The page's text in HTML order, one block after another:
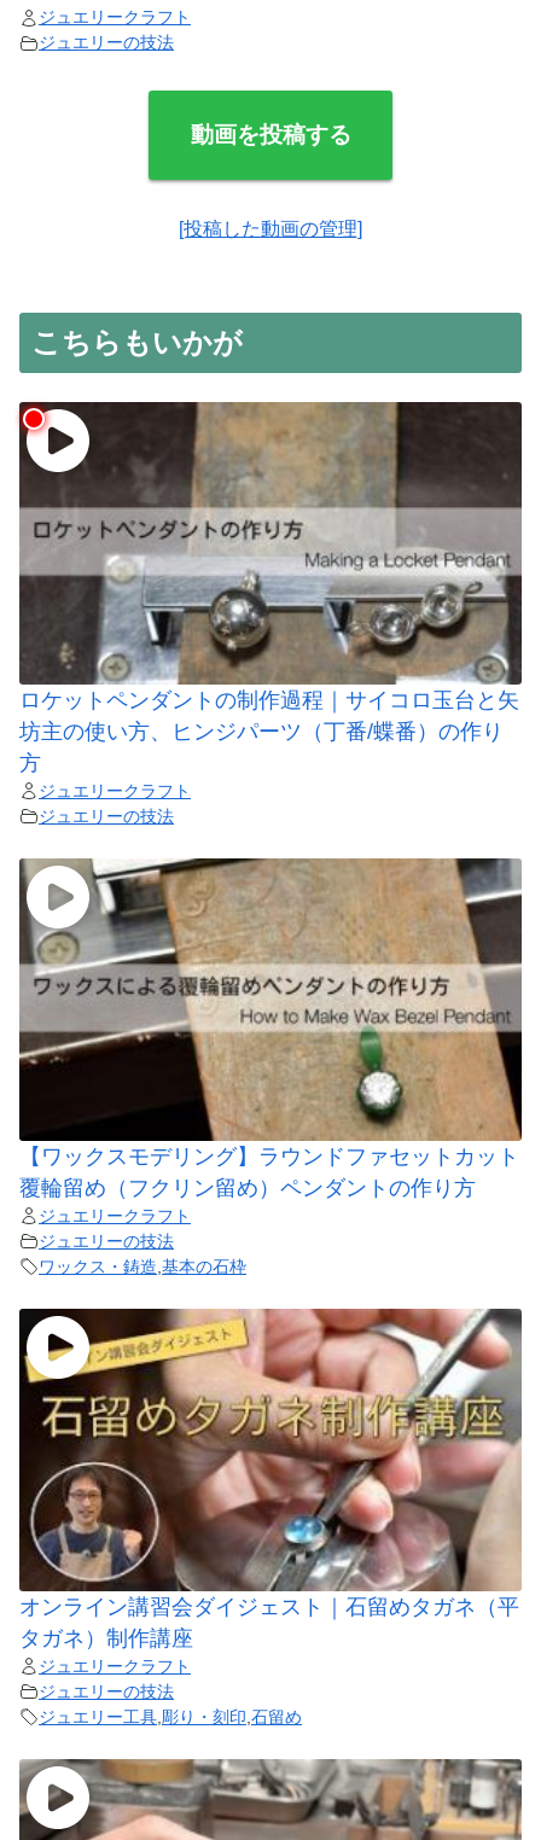
ジュエリークラフト
ジュエリーの技法
動画を投稿する
[投稿した動画の管理]
こちらもいかが
ロケットペンダントの制作過程｜サイコロ玉台と矢
坊主の使い方、ヒンジパーツ（丁番/蝶番）の作り
方
ジュエリークラフト
ジュエリーの技法
【ワックスモデリング】ラウンドファセットカット
覆輪留め（フクリン留め）ペンダントの作り方
ジュエリークラフト
ジュエリーの技法
ワックス・鋳造 基本の石枠
オンライン講習会ダイジェスト｜石留めタガネ（平
タガネ）制作講座
ジュエリークラフト
ジュエリーの技法
ジュエリー工具 彫り・刻印 石留め